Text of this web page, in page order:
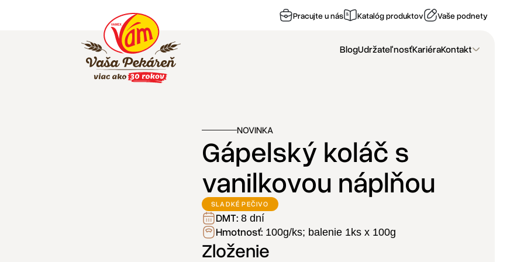
Pracujte u nás Katalóg produktov Vaše podnety
BlogUdržateľnosťKariéraKontakt
NOVINKA
Gápelský koláč s
vanilkovou náplňou
SLADKÉ PEČIVO
DMT: 8 dní
Hmotnosť: 100g/ks; balenie 1ks x 100g
Zloženie